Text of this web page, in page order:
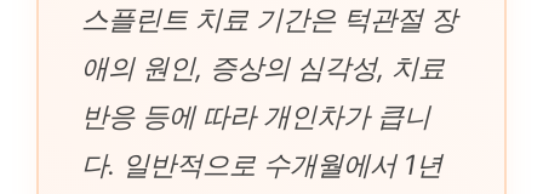
스플린트 치료 기간은 턱관절 장
애의 원인, 증상의 심각성, 치료
반응 등에 따라 개인차가 큽니
다. 일반적으로 수개월에서 1년